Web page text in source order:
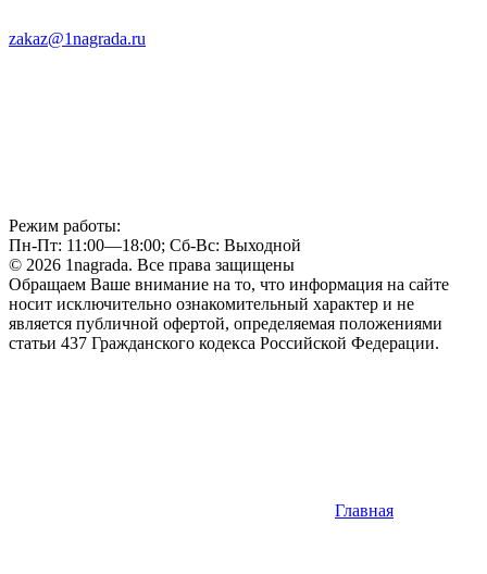
zakaz@1nagrada.ru
Режим работы:
Пн-Пт: 11:00—18:00; Сб-Вс: Выходной
© 2026 1nagrada. Все права защищены
Обращаем Ваше внимание на то, что информация на сайте
носит исключительно ознакомительный характер и не
является публичной офертой, определяемая положениями
статьи 437 Гражданского кодекса Российской Федерации.
Главная